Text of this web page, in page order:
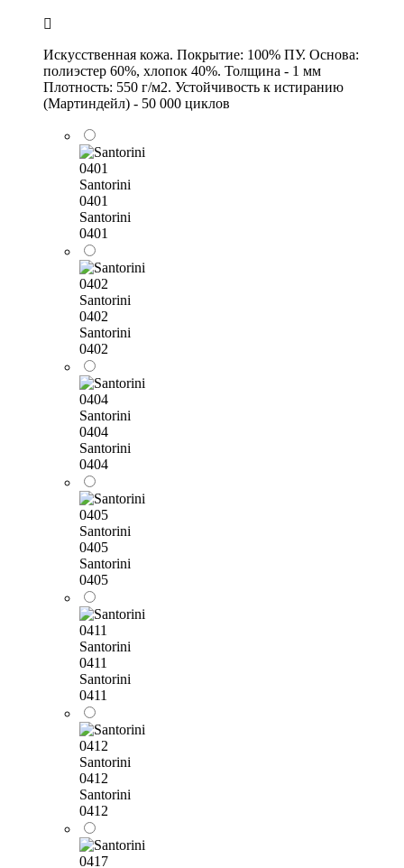
Искусственная кожа. Покрытие: 100% ПУ. Основа:
полиэстер 60%, хлопок 40%. Толщина - 1 мм
Плотность: 550 г/м2. Устойчивость к истиранию
(Мартиндейл) - 50 000 циклов
Santorini
0401
Santorini
0401
Santorini
0402
Santorini
0402
Santorini
0404
Santorini
0404
Santorini
0405
Santorini
0405
Santorini
0411
Santorini
0411
Santorini
0412
Santorini
0412